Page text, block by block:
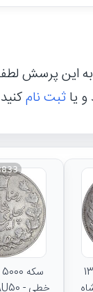
این پرسش
یاثبت نامکنید
1306
خطی - AU50 - رضا شاه